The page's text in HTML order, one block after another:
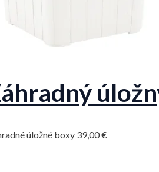
úložné boxy 39,00€